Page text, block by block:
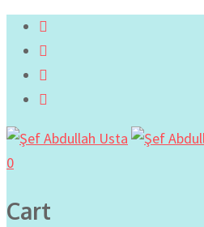
0
Cart